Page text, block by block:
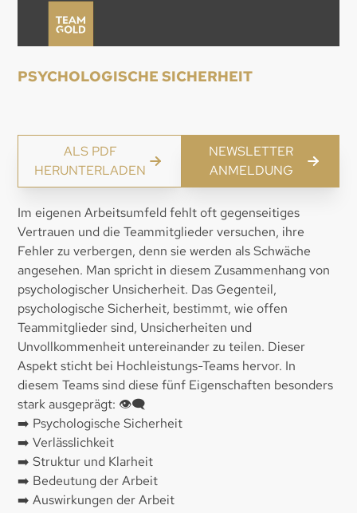
PSYCHOLOGISCHE SICHERHEIT
ALS PDF
HERUNTERLADEN
NEWSLETTER
ANMELDUNG
Im eigenen Arbeitsumfeld fehlt oft gegenseitiges
Vertrauen und die Teammitglieder versuchen, ihre
Fehler zu verbergen, denn sie werden als Schwäche
angesehen. Man spricht in diesem Zusammenhang von
psychologischer Unsicherheit. Das Gegenteil,
psychologische Sicherheit, bestimmt, wie offen
Teammitglieder sind, Unsicherheiten und
Unvollkommenheit untereinander zu teilen. Dieser
Aspekt sticht bei Hochleistungs-Teams hervor. In
diesem Teams sind diese fünf Eigenschaften besonders
stark ausgeprägt: 👁️‍🗨️
➡️ Psychologische Sicherheit
➡️ Verlässlichkeit
➡️ Struktur und Klarheit
➡️ Bedeutung der Arbeit
➡️ Auswirkungen der Arbeit